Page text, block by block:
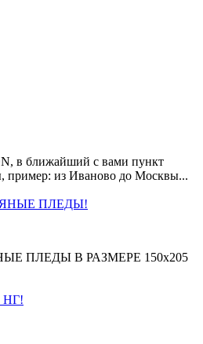
в ближайший с вами пункт
пример: из Иваново до Москвы...
ПЛЕДЫ!
ПЛЕДЫ В РАЗМЕРЕ 150х205
НГ!